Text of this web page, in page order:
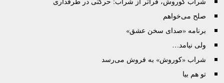
صلح می‌خواهم
برنامه «صدای سخن عشق»
ولی نیامد…
شراب «کوروش» به فروش می‌رسد
تو هم بیا